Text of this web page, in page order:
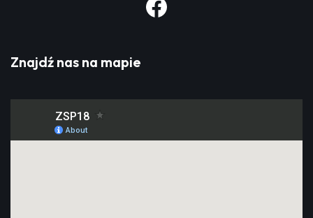
Znajdź nas na mapie